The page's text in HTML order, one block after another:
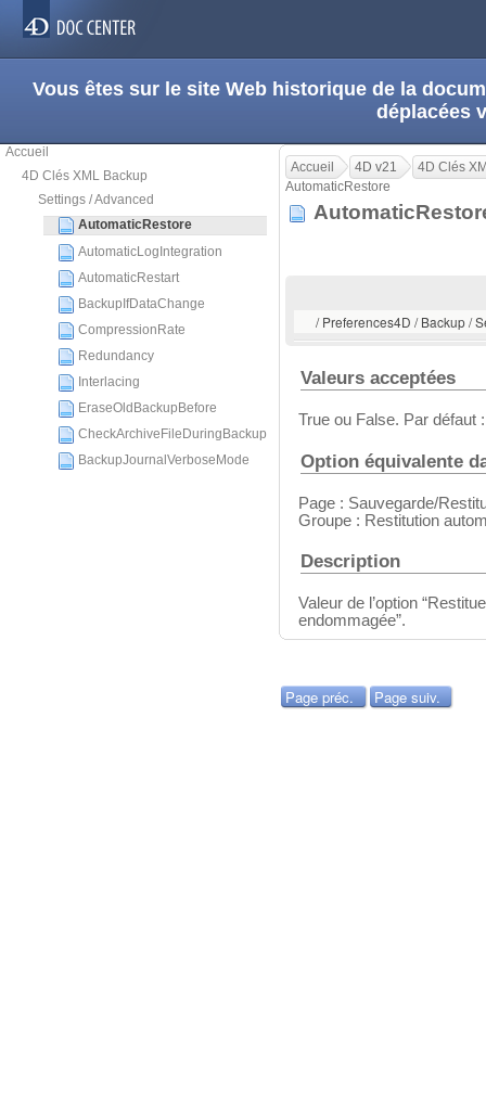
Vous êtes sur le site Web historique de la
déplacées
Accueil
4D Clés XML Backup
Settings / Advanced
AutomaticRestore
AutomaticLogIntegration
AutomaticRestart
BackupIfDataChange
CompressionRate
Redundancy
Interlacing
EraseOldBackupBefore
CheckArchiveFileDuringBackup
BackupJournalVerboseMode
Accueil 4D v21
4D Clés
AutomaticRestore
/ Preferences4D / Backup /
Valeurs acceptées
True ou False. Par défaut
Option équivalente
Page : Sauvegarde/
Groupe : Restitution
Description
Valeur de l’option
endommagée”.
Page préc. Page suiv.